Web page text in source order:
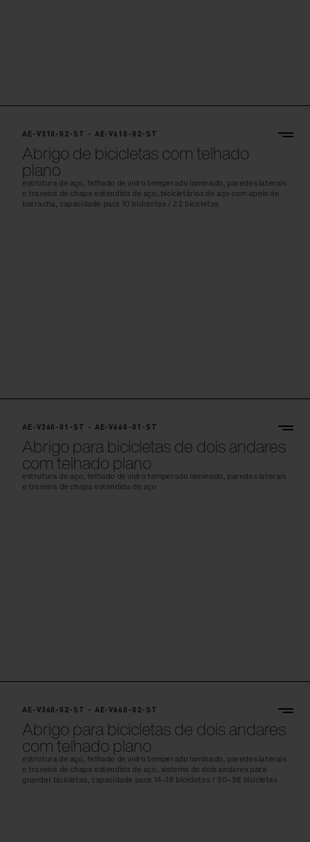
AE-V310-02-ST - AE-V610-02-ST
Abrigo de bicicletas com telhado
plano
estrutura de aço, telhado de vidro temperado laminado, paredes laterais
e traseira de chapa estendida de aço, bicicletários de aço com apoio de
borracha, capacidade para 10 bicicletas / 22 bicicletas
AE-V360-01-ST - AE-V660-01-ST
Abrigo para bicicletas de dois andares
com telhado plano
estrutura de aço, telhado de vidro temperado laminado, paredes laterais
e traseira de chapa estendida de aço
AE-V360-02-ST - AE-V660-02-ST
Abrigo para bicicletas de dois andares
com telhado plano
estrutura de aço, telhado de vidro temperado laminado, paredes laterais
e traseira de chapa estendida de aço, sistema de dois andares para
guardar bicicletas, capacidade para 14–18 bicicletas / 30–38 bicicletas